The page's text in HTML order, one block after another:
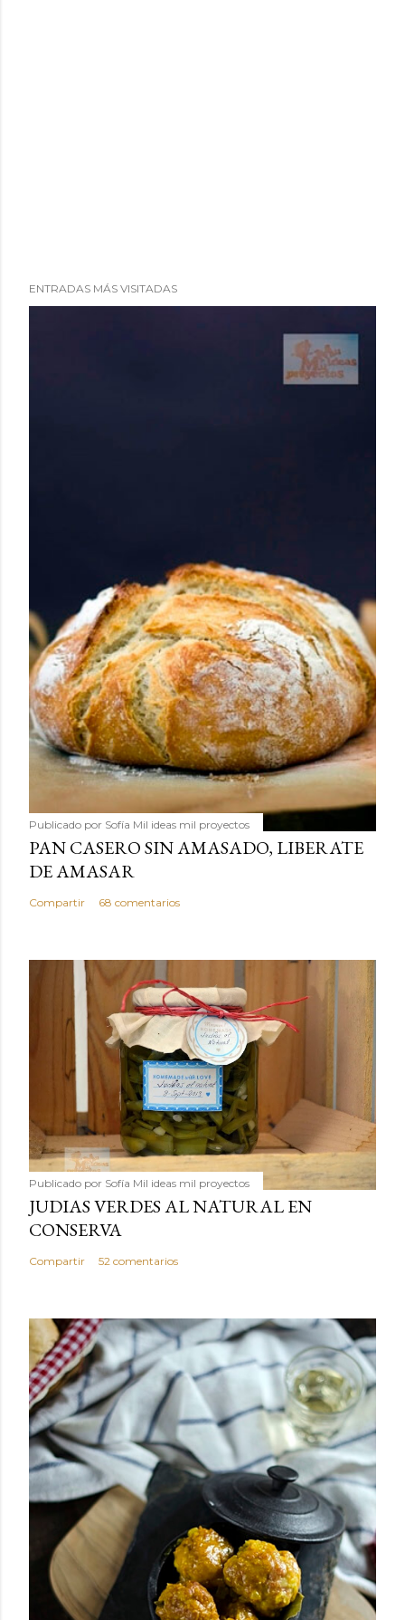
ENTRADAS MÁS VISITADAS
Publicado por Sofía Mil ideas mil proyectos
PAN CASERO SIN AMASADO, LIBERATE
DE AMASAR
Compartir 68 comentarios
Publicado por Sofía Mil ideas mil proyectos
JUDIAS VERDES AL NATURAL EN
CONSERVA
Compartir 52 comentarios